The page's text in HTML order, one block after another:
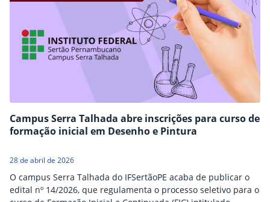
Campus Serra Talhada abre inscrições para curso de
formação inicial em Desenho e Pintura
28 de abril de 2026
O campus Serra Talhada do IFSertãoPE acaba de publicar o
edital nº 14/2026, que regulamenta o processo seletivo para o